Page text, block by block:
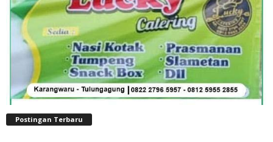
Postingan Terbaru